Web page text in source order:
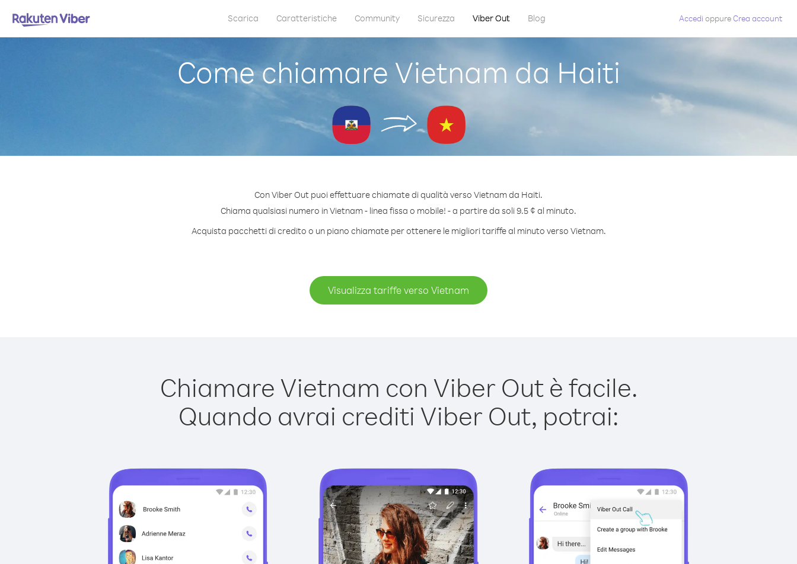
Scarica Caratteristiche Community Sicurezza Viber Out Blog Accedi oppureCrea account
Come chiamare Vietnam da Haiti
Con Viber Out puoi effettuare chiamate di qualità verso Vietnam da Haiti.
Chiama qualsiasi numero in Vietnam - linea fissa o mobile! - a partire da soli 9.5 ¢ al minuto.
Acquista pacchetti di credito o un piano chiamate per ottenere le migliori tariffe al minuto verso Vietnam.
Visualizza tariffe verso Vietnam
Chiamare Vietnam con Viber Out è facile.
Quando avrai crediti Viber Out, potrai: